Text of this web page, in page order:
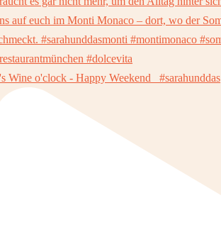
Wine o'clock - Happy Weekend ⁠ ⁠ #sarahunddas